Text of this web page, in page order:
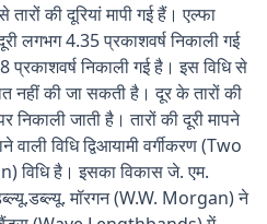
की दूरियां मापी गई हैं। एल्फा
लगभग 4.35 प्रकाशवर्ष निकाली गई
निकाली गई है। इस विधि से
नहीं की जा सकती है। दूर के तारों की
जाती है। तारों की दूरी मापने
विधि द्विआयामी वर्गीकरण (Two
है। इसका विकास जे. एम.
मॉरगन (W.W. Morgan) ने